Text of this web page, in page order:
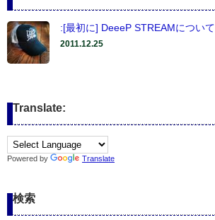
:[最初に] DeeeP STREAMについて
2011.12.25
Translate:
Powered by Translate
検索